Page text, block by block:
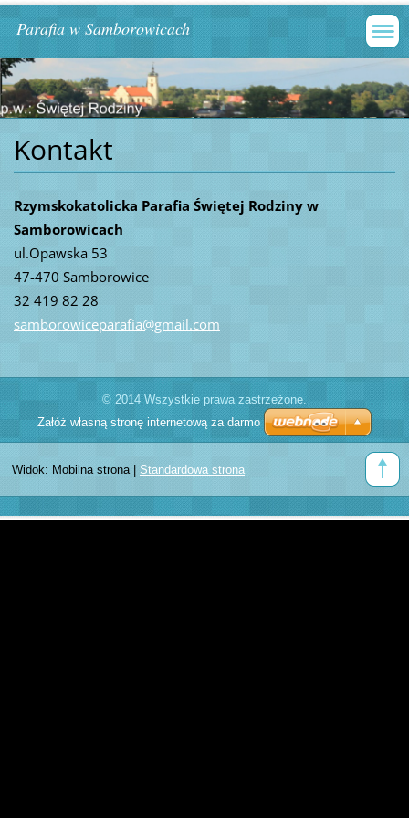
Parafia w Samborowicach
Kontakt
Rzymskokatolicka Parafia Świętej Rodziny w
Samborowicach
ul.Opawska 53
47-470 Samborowice
32 419 82 28
samborowiceparafia@gmail.com
© 2014 Wszystkie prawa zastrzeżone.
Załóż własną stronę internetową za darmo
Widok: Mobilna strona| Standardowa strona